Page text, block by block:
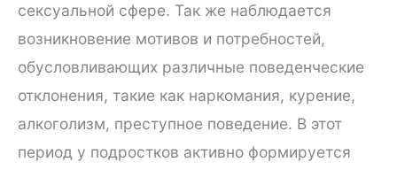
сексуальной сфере. Так же наблюдается
возникновение мотивов и потребностей,
обусловливающих различные поведенческие
отклонения, такие как наркомания, курение,
алкоголизм, преступное поведение. В этот
период у подростков активно формируется